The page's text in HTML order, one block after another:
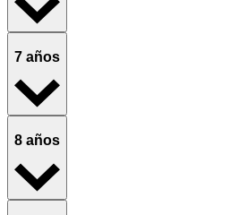
7 años
8 años